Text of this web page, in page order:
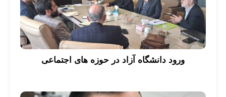
ورود دانشگاه آزاد در حوزه های اجتماعی